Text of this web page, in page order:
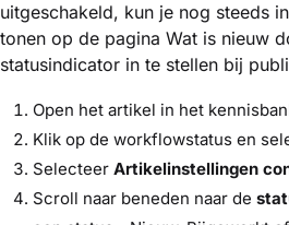
uitgeschakeld, kun je nog steeds
tonen op de pagina Wat is nieuw
statusindicator in te stellen bij
Open het artikel in het
Klik op de workflowstatus en
Selecteer Artikelinstellingen
Scroll naar beneden naar de